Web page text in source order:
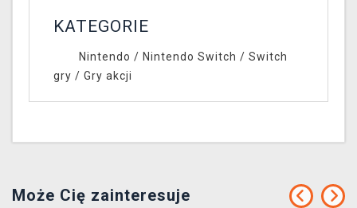
KATEGORIE
Nintendo / Nintendo Switch / Switch
gry / Gry akcji
Może Cię zainteresuje